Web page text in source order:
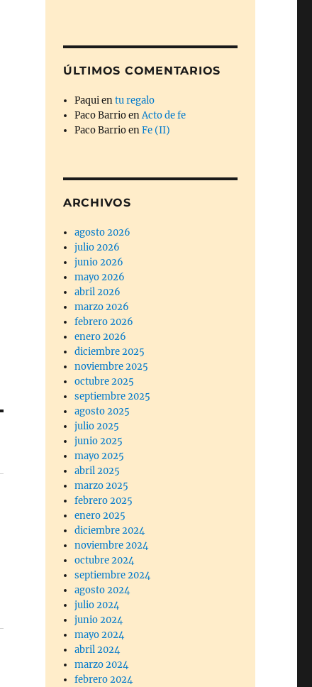
ÚLTIMOS COMENTARIOS
Paquientu regalo
Paco BarrioenActo de fe
Paco BarrioenFe (II)
ARCHIVOS
agosto 2026
julio 2026
junio 2026
mayo 2026
abril 2026
marzo 2026
febrero 2026
enero 2026
diciembre 2025
noviembre 2025
octubre 2025
septiembre 2025
agosto 2025
julio 2025
junio 2025
mayo 2025
abril 2025
marzo 2025
febrero 2025
enero 2025
diciembre 2024
noviembre 2024
octubre 2024
septiembre 2024
agosto 2024
julio 2024
junio 2024
mayo 2024
abril 2024
marzo 2024
febrero 2024